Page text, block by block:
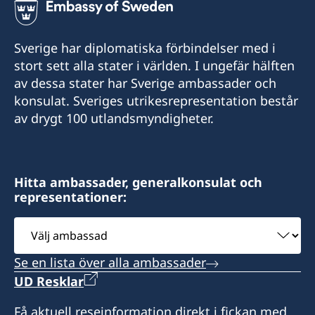
Haeundae-gu, Busan
Honorärkonsul
YOO, Chang Jong
Daegu
Honorärkonsul
LEE, Youkyeong
c/o 5th fl Sun Dental Hospital
Daejeon
Honorärkonsul
SUN, Kyung-hoon
50, Dongmun-Daero, Buk-gu,
Gwangju,
Honorärkonsul
E-post:
consulateofsweden.hongcheon@gmail.com
Tel.: +82-2-22227120
SONO International
Vivaldi Park
1290-14 Palbong-ri, Seo-myeon
Hongcheon-gun
Honorärkonsul
SEO, Kyungsun
Fax: +82-2-7762523
E-post:
consulateofsweden.incheon@gmail.com
Tel.: +82-2-7760015
401,11 Gwangjang-ro 4beon-gil
Bupyeong-gu
Incheon
LEE, Sang-Kyun
Sverige har diplomatiska förbindelser med i
stort sett alla stater i världen. I ungefär hälften
av dessa stater har Sverige ambassader och
konsulat. Sveriges utrikesrepresentation består
av drygt 100 utlandsmyndigheter.
Hitta ambassader, generalkonsulat och
representationer:
Välj
ambassad
Se en lista över alla ambassader
UD Resklar
Få aktuell reseinformation direkt i fickan med